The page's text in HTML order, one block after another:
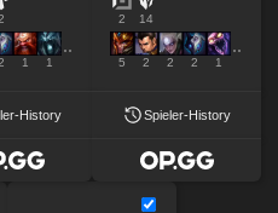
1 1
History
2 14
5 2 2 2 1
Spieler-History